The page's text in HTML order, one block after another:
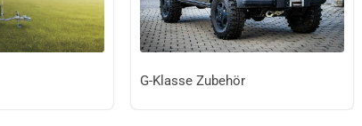
G-Klasse Zubehör